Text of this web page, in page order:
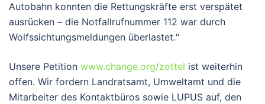
Autobahn konnten die Rettungskräfte erst verspätet
ausrücken – die Notfallrufnummer 112 war durch
Wolfssichtungsmeldungen überlastet.“
Unsere Petition www.change.org/zottel ist weiterhin
offen. Wir fordern Landratsamt, Umweltamt und die
Mitarbeiter des Kontaktbüros sowie LUPUS auf, den